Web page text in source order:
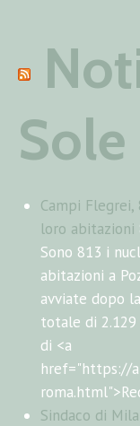
Sole
Campi
loro abitazioni
Sono 813 i
abitazioni a
avviate dopo
totale di 2.129
di <a
href="https://
Sindaco di